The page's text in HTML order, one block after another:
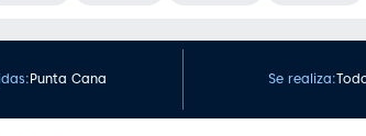
Punta Cana Se realiza: